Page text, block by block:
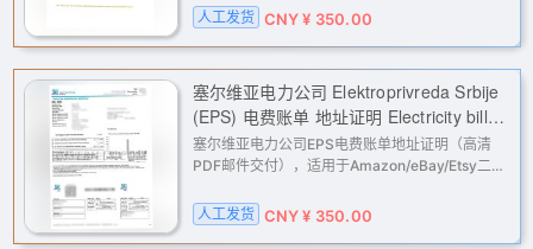
按姓名与英文地址定制，人工处理后邮件交付高清
原版PDF。
人工发货 CNY ¥ 350.00
塞尔维亚电力公司 Elektroprivreda Srbije
(EPS) 电费账单 地址证明 Electricity bill
from Serbian power company
Elektroprivreda Srbije (EPS) - Proof of
塞尔维亚电力公司EPS电费账单地址证明（高清
PDF邮件交付），适用于Amazon/eBay/Etsy二
址核验；下单填写姓名与地址英文/拼音，人工处
理。
人工发货 CNY ¥ 350.00